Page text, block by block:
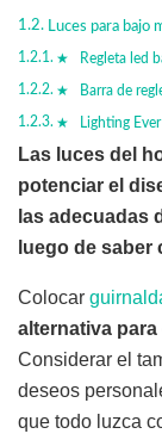
Luces para bajo
★ Regleta led
★ Barra de
★ Lighting Ever
Las luces del
potenciar el
las adecuadas
luego de
Colocar
alternativa
Considerar el
deseos
que todo luzca